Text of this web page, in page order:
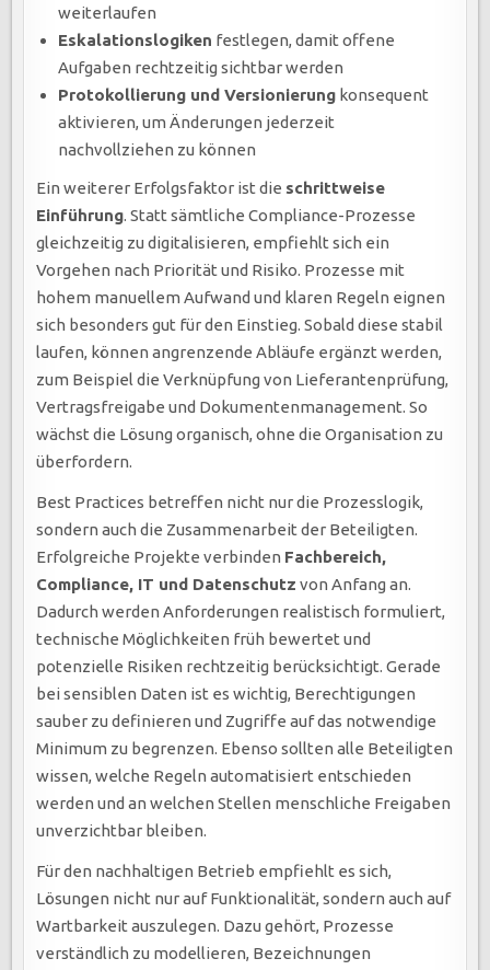
weiterlaufen
Eskalationslogiken festlegen, damit offene
Aufgaben rechtzeitig sichtbar werden
Protokollierung und Versionierung konsequent
aktivieren, um Änderungen jederzeit
nachvollziehen zu können
Ein weiterer Erfolgsfaktor ist die schrittweise
Einführung. Statt sämtliche Compliance-Prozesse
gleichzeitig zu digitalisieren, empfiehlt sich ein
Vorgehen nach Priorität und Risiko. Prozesse mit
hohem manuellem Aufwand und klaren Regeln eignen
sich besonders gut für den Einstieg. Sobald diese stabil
laufen, können angrenzende Abläufe ergänzt werden,
zum Beispiel die Verknüpfung von Lieferantenprüfung,
Vertragsfreigabe und Dokumentenmanagement. So
wächst die Lösung organisch, ohne die Organisation zu
überfordern.
Best Practices betreffen nicht nur die Prozesslogik,
sondern auch die Zusammenarbeit der Beteiligten.
Erfolgreiche Projekte verbinden Fachbereich,
Compliance, IT und Datenschutz von Anfang an.
Dadurch werden Anforderungen realistisch formuliert,
technische Möglichkeiten früh bewertet und
potenzielle Risiken rechtzeitig berücksichtigt. Gerade
bei sensiblen Daten ist es wichtig, Berechtigungen
sauber zu definieren und Zugriffe auf das notwendige
Minimum zu begrenzen. Ebenso sollten alle Beteiligten
wissen, welche Regeln automatisiert entschieden
werden und an welchen Stellen menschliche Freigaben
unverzichtbar bleiben.
Für den nachhaltigen Betrieb empfiehlt es sich,
Lösungen nicht nur auf Funktionalität, sondern auch auf
Wartbarkeit auszulegen. Dazu gehört, Prozesse
verständlich zu modellieren, Bezeichnungen